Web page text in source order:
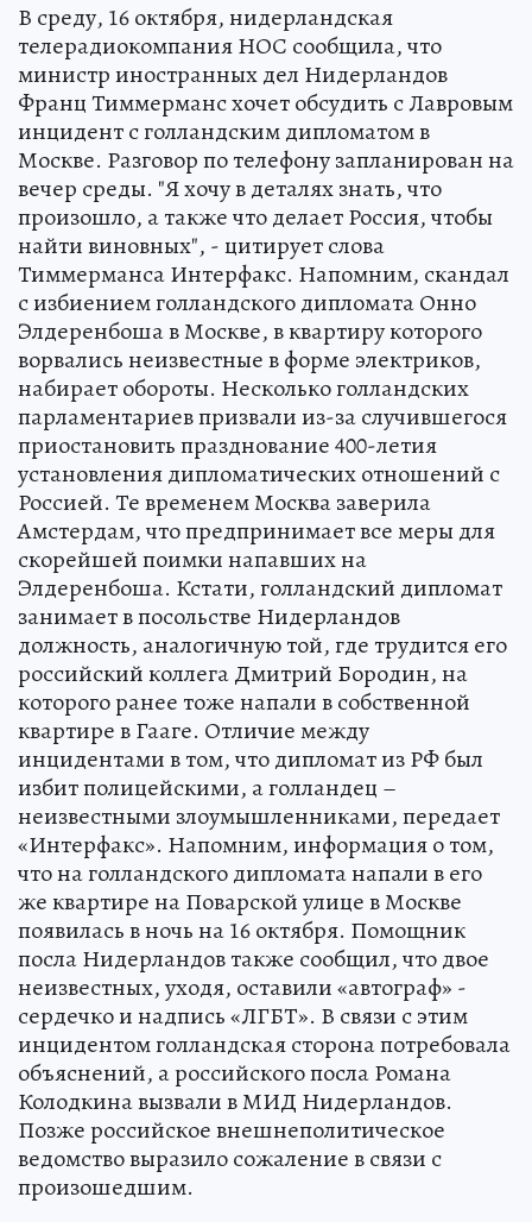
В среду, 16 октября, нидерландская
телерадиокомпания НОС сообщила, что
министр иностранных дел Нидерландов
Франц Тиммерманс хочет обсудить с Лавровым
инцидент с голландским дипломатом в
Москве. Разговор по телефону запланирован на
вечер среды. "Я хочу в деталях знать, что
произошло, а также что делает Россия, чтобы
найти виновных", - цитирует слова
Тиммерманса Интерфакс. Напомним, скандал
с избиением голландского дипломата Онно
Элдеренбоша в Москве, в квартиру которого
ворвались неизвестные в форме электриков,
набирает обороты. Несколько голландских
парламентариев призвали из-за случившегося
приостановить празднование 400-летия
установления дипломатических отношений с
Россией. Те временем Москва заверила
Амстердам, что предпринимает все меры для
скорейшей поимки напавших на
Элдеренбоша. Кстати, голландский дипломат
занимает в посольстве Нидерландов
должность, аналогичную той, где трудится его
российский коллега Дмитрий Бородин, на
которого ранее тоже напали в собственной
квартире в Гааге. Отличие между
инцидентами в том, что дипломат из РФ был
избит полицейскими, а голландец –
неизвестными злоумышленниками, передает
«Интерфакс». Напомним, информация о том,
что на голландского дипломата напали в его
же квартире на Поварской улице в Москве
появилась в ночь на 16 октября. Помощник
посла Нидерландов также сообщил, что двое
неизвестных, уходя, оставили «автограф» -
сердечко и надпись «ЛГБТ». В связи с этим
инцидентом голландская сторона потребовала
объяснений, а российского посла Романа
Колодкина вызвали в МИД Нидерландов.
Позже российское внешнеполитическое
ведомство выразило сожаление в связи с
произошедшим.